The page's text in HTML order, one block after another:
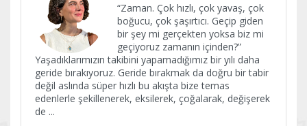
“Zaman. Çok hızlı, çok yavaş, çok
boğucu, çok şaşırtıcı. Geçip giden
bir şey mi gerçekten yoksa biz mi
geçiyoruz zamanın içinden?”
Yaşadıklarımızın takibini yapamadığımız bir yılı daha
geride bırakıyoruz. Geride bırakmak da doğru bir tabir
değil aslında süper hızlı bu akışta bize temas
edenlerle şekillenerek, eksilerek, çoğalarak, değişerek
de ...